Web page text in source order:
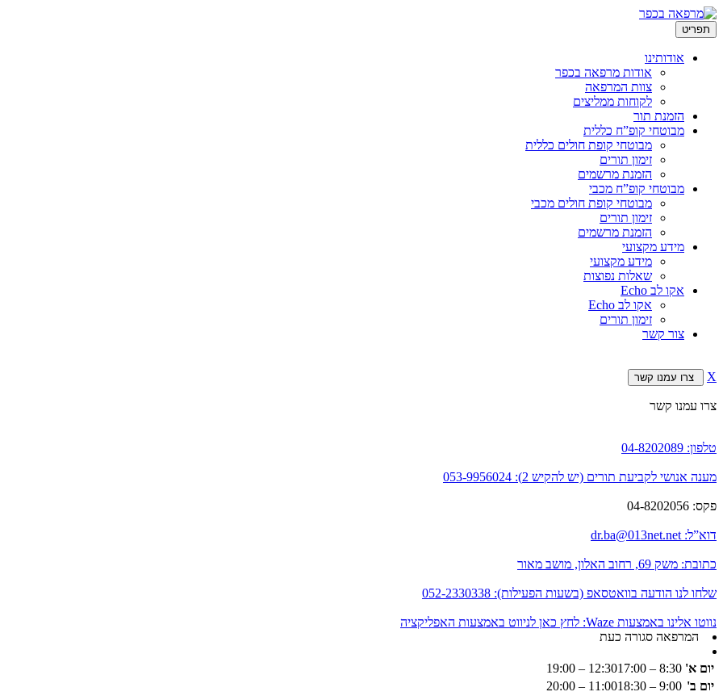
תפריט לדלג
לתוכן
אודותינו
אודות מרפאה בכפר
צוות המרפאה
לקוחות ממליצים
הזמנת תור
מבוטחי קופ”ח כללית
מבוטחי קופת חולים כללית
זימון תורים
הזמנת מרשמים
מבוטחי קופ”ח מכבי
מבוטחי קופת חולים מכבי
זימון תורים
הזמנת מרשמים
מידע מקצועי
מידע מקצועי
שאלות נפוצות
אקו לב Echo
אקו לב Echo
זימון תורים
צור קשר
X צרו עמנו קשר
צרו עמנו קשר
טלפון: 04-8202089
מענה אנושי לקביעת תורים (יש להקיש 2): 053-9956024
פקס: 04-8202056
דוא”ל: dr.ba@013net.net
כתובת: משק 69, רחוב האלון, מושב מאור
שלחו לנו הודעה בוואטסאפ (בשעות הפעילות): 052-2330338
נווטו אלינו באמצעות Waze:
לחץ כאן לניווט באמצעות האפליקציה
המרפאה סגורה כעת
יום א' 8:30 – 12:30
17:00 – 19:00
יום ב' 9:00 – 11:00
18:30 – 20:00